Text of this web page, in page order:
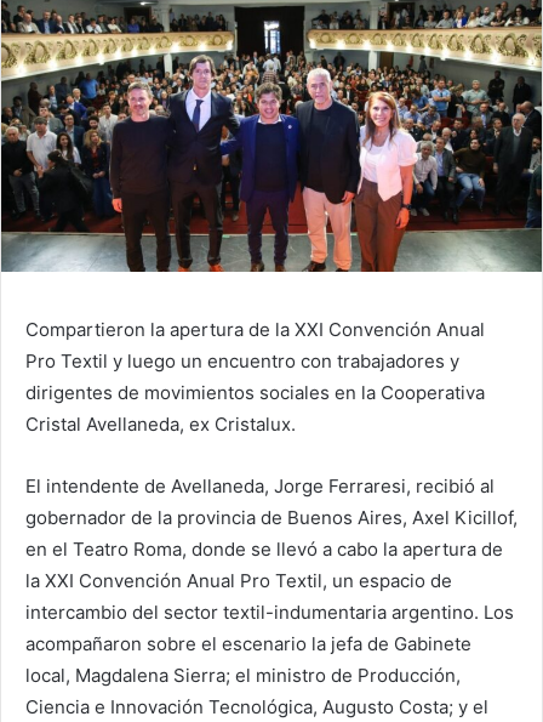
Compartieron la apertura de la XXI Convención Anual
Pro Textil y luego un encuentro con trabajadores y
dirigentes de movimientos sociales en la Cooperativa
Cristal Avellaneda, ex Cristalux.
El intendente de Avellaneda, Jorge Ferraresi, recibió al
gobernador de la provincia de Buenos Aires, Axel Kicillof,
en el Teatro Roma, donde se llevó a cabo la apertura de
la XXI Convención Anual Pro Textil, un espacio de
intercambio del sector textil-indumentaria argentino. Los
acompañaron sobre el escenario la jefa de Gabinete
local, Magdalena Sierra; el ministro de Producción,
Ciencia e Innovación Tecnológica, Augusto Costa; y el